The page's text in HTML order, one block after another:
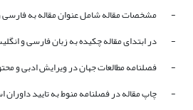
- مشخصات مقاله شامل عنوان مقاله به فارسی و
- در ابتدای مقاله چکیده به زبان فارسی و انگلیسی (حداکثر 200 کلمه) ارائه شود که در آن خلاصه ای از موضوع مقاله، روش پژوهش و مهمترین نتایج به دست آمده ذکر و پس از آن
- فصلنامه مطالعات جهان در ویرایش ادبی و
- چاپ مقاله در فصلنامه منوط به تایید